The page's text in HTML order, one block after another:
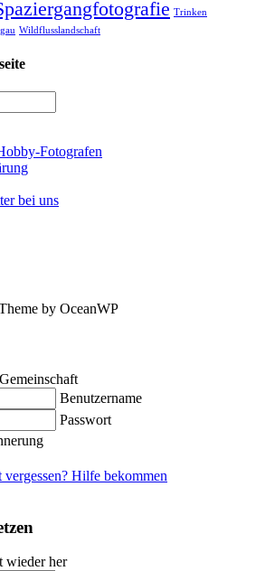
Trinken
Wildflusslandschaft
Fotografen
bei uns
by OceanWP
Benutzername
Passwort
Hilfe bekommen
wieder her